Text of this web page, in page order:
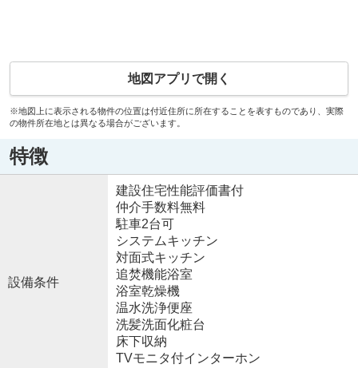
地図アプリで開く
※地図上に表示される物件の位置は付近住所に所在することを表すものであり、実際
の物件所在地とは異なる場合がございます。
特徴
設備条件
建設住宅性能評価書付
仲介手数料無料
駐車2台可
システムキッチン
対面式キッチン
追焚機能浴室
浴室乾燥機
温水洗浄便座
洗髪洗面化粧台
床下収納
TVモニタ付インターホン